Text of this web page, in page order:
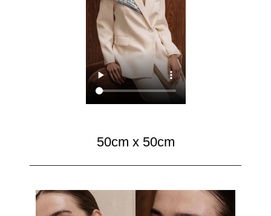
50cm x 50cm